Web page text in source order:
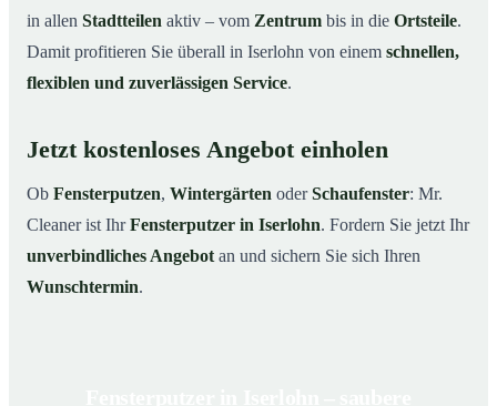
in allen Stadtteilen aktiv – vom Zentrum bis in die Ortsteile.
Damit profitieren Sie überall in Iserlohn von einem schnellen,
flexiblen und zuverlässigen Service.
Jetzt kostenloses Angebot einholen
Ob Fensterputzen, Wintergärten oderSchaufenster: Mr.
Cleaner ist IhrFensterputzer in Iserlohn. Fordern Sie jetzt Ihr
unverbindliches Angebot an und sichern Sie sich Ihren
Wunschtermin.